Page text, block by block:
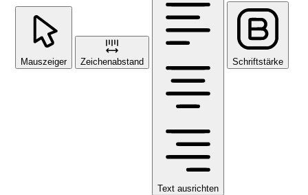
Mauszeiger Zeichenabstand
Text ausrichten
Schriftstärke